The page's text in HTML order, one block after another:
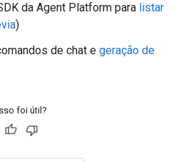
da Agent Platform para listar
)
de chat e geração de
foi útil?